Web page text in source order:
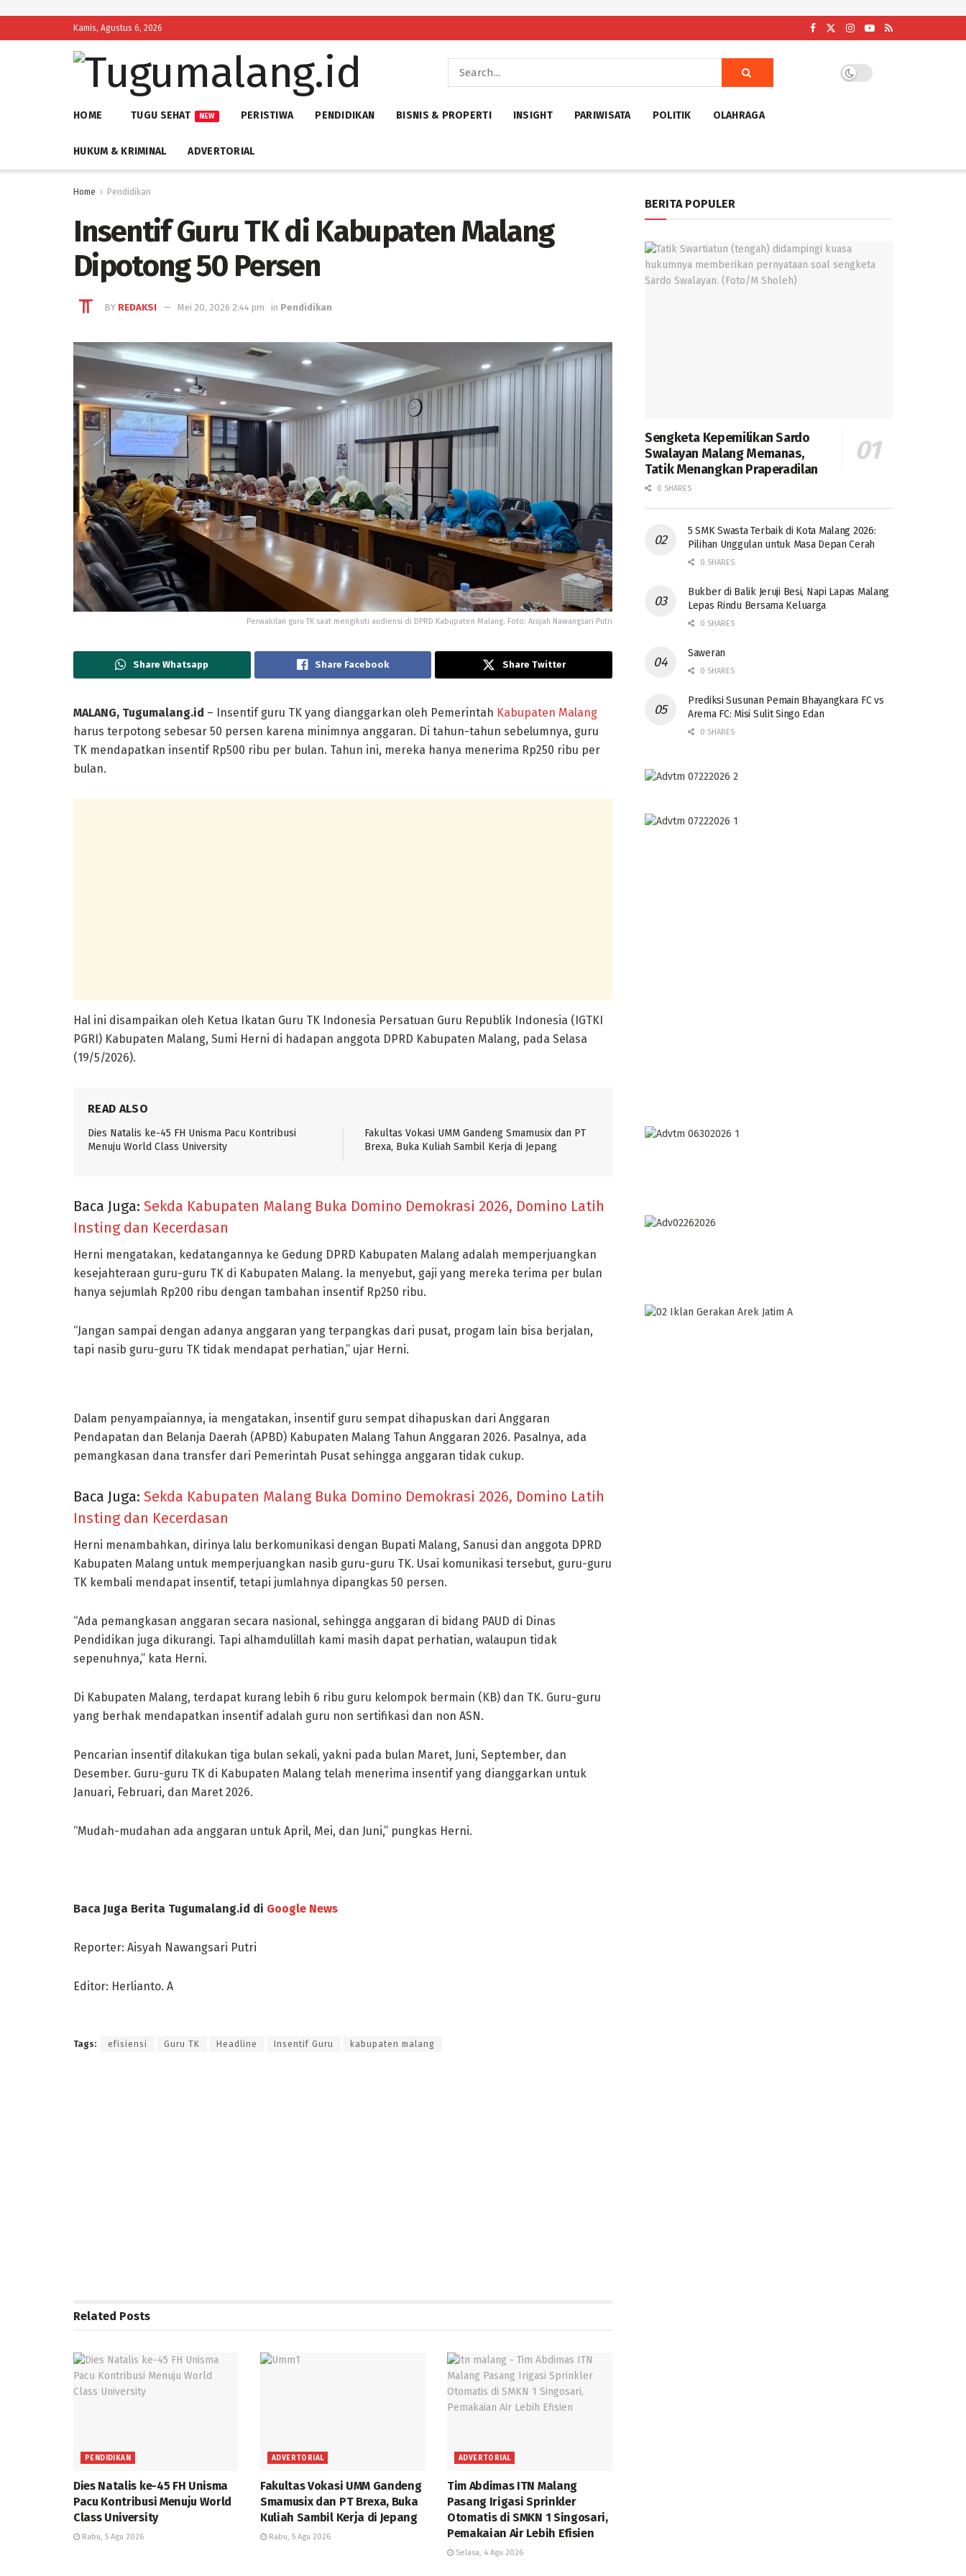
Kamis, Agustus 6, 2026
HOME TUGU SEHAT NEW PERISTIWA PENDIDIKAN BISNIS & PROPERTI INSIGHT PARIWISATA POLITIK OLAHRAGA
HUKUM & KRIMINAL ADVERTORIAL
Home Pendidikan
Insentif Guru TK di Kabupaten Malang
Dipotong 50 Persen
BY REDAKSI Mei 20, 2026 2:44 pm in Pendidikan
Perwakilan guru TK saat mengikuti audiensi di DPRD Kabupaten Malang. Foto: Aisyah Nawangsari Putri
Share Whatsapp Share Facebook Share Twitter
MALANG, Tugumalang.id – Insentif guru TK yang dianggarkan oleh Pemerintah Kabupaten Malang
harus terpotong sebesar 50 persen karena minimnya anggaran. Di tahun-tahun sebelumnya, guru
TK mendapatkan insentif Rp500 ribu per bulan. Tahun ini, mereka hanya menerima Rp250 ribu per
bulan.
Hal ini disampaikan oleh Ketua Ikatan Guru TK Indonesia Persatuan Guru Republik Indonesia (IGTKI
PGRI) Kabupaten Malang, Sumi Herni di hadapan anggota DPRD Kabupaten Malang, pada Selasa
(19/5/2026).
READ ALSO
Dies Natalis ke-45 FH Unisma Pacu Kontribusi
Menuju World Class University
Fakultas Vokasi UMM Gandeng Smamusix dan PT
Brexa, Buka Kuliah Sambil Kerja di Jepang
Baca Juga: Sekda Kabupaten Malang Buka Domino Demokrasi 2026, Domino Latih
Insting dan Kecerdasan
Herni mengatakan, kedatangannya ke Gedung DPRD Kabupaten Malang adalah memperjuangkan
kesejahteraan guru-guru TK di Kabupaten Malang. Ia menyebut, gaji yang mereka terima per bulan
hanya sejumlah Rp200 ribu dengan tambahan insentif Rp250 ribu.
“Jangan sampai dengan adanya anggaran yang terpangkas dari pusat, progam lain bisa berjalan,
tapi nasib guru-guru TK tidak mendapat perhatian,” ujar Herni.
Dalam penyampaiannya, ia mengatakan, insentif guru sempat dihapuskan dari Anggaran
Pendapatan dan Belanja Daerah (APBD) Kabupaten Malang Tahun Anggaran 2026. Pasalnya, ada
pemangkasan dana transfer dari Pemerintah Pusat sehingga anggaran tidak cukup.
Baca Juga: Sekda Kabupaten Malang Buka Domino Demokrasi 2026, Domino Latih
Insting dan Kecerdasan
Herni menambahkan, dirinya lalu berkomunikasi dengan Bupati Malang, Sanusi dan anggota DPRD
Kabupaten Malang untuk memperjuangkan nasib guru-guru TK. Usai komunikasi tersebut, guru-guru
TK kembali mendapat insentif, tetapi jumlahnya dipangkas 50 persen.
“Ada pemangkasan anggaran secara nasional, sehingga anggaran di bidang PAUD di Dinas
Pendidikan juga dikurangi. Tapi alhamdulillah kami masih dapat perhatian, walaupun tidak
sepenuhnya,” kata Herni.
Di Kabupaten Malang, terdapat kurang lebih 6 ribu guru kelompok bermain (KB) dan TK. Guru-guru
yang berhak mendapatkan insentif adalah guru non sertifikasi dan non ASN.
Pencarian insentif dilakukan tiga bulan sekali, yakni pada bulan Maret, Juni, September, dan
Desember. Guru-guru TK di Kabupaten Malang telah menerima insentif yang dianggarkan untuk
Januari, Februari, dan Maret 2026.
“Mudah-mudahan ada anggaran untuk April, Mei, dan Juni,” pungkas Herni.
Baca Juga Berita Tugumalang.id di Google News
Reporter: Aisyah Nawangsari Putri
Editor: Herlianto. A
Tags: efisiensi Guru TK Headline Insentif Guru kabupaten malang
Related Posts
PENDIDIKAN
Dies Natalis ke-45 FH Unisma
Pacu Kontribusi Menuju World
Class University
Rabu, 5 Agu 2026
ADVERTORIAL
Fakultas Vokasi UMM Gandeng
Smamusix dan PT Brexa, Buka
Kuliah Sambil Kerja di Jepang
Rabu, 5 Agu 2026
ADVERTORIAL
Tim Abdimas ITN Malang
Pasang Irigasi Sprinkler
Otomatis di SMKN 1 Singosari,
Pemakaian Air Lebih Efisien
Selasa, 4 Agu 2026
BERITA POPULER
Sengketa Kepemilikan Sardo
Swalayan Malang Memanas,
Tatik Menangkan Praperadilan
0 SHARES
5 SMK Swasta Terbaik di Kota Malang 2026:
Pilihan Unggulan untuk Masa Depan Cerah
0 SHARES
Bukber di Balik Jeruji Besi, Napi Lapas Malang
Lepas Rindu Bersama Keluarga
0 SHARES
Saweran
0 SHARES
Prediksi Susunan Pemain Bhayangkara FC vs
Arema FC: Misi Sulit Singo Edan
0 SHARES